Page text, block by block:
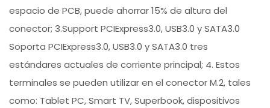
espacio de PCB, puede ahorrar 15% de altura del
conector; 3.Support PCIExpress3.0, USB3.0 y SATA3.0
Soporta PCIExpress3.0, USB3.0 y SATA3.0 tres
estándares actuales de corriente principal; 4. Estos
terminales se pueden utilizar en el conector M.2, tales
como: Tablet PC, Smart TV, Superbook, dispositivos